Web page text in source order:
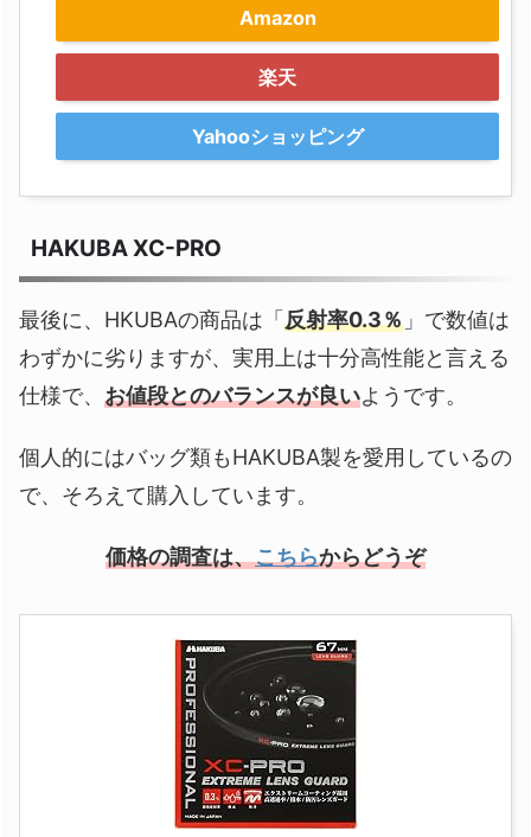
Amazon
楽天
Yahooショッピング
HAKUBA XC-PRO
最後に、HKUBAの商品は「 反射率0.3％ 」で数値は
わずかに劣りますが、実用上は十分高性能と言える
仕様で、 お値段とのバランスが良いようです。
個人的にはバッグ類もHAKUBA製を愛用しているの
で、そろえて購入しています。
価格の調査は、こちらからどうぞ